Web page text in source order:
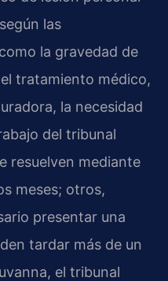
las
la gravedad de
tratamiento médico,
la necesidad
del tribunal
resuelven mediante
meses; otros,
presentar una
tardar más de un
el tribunal